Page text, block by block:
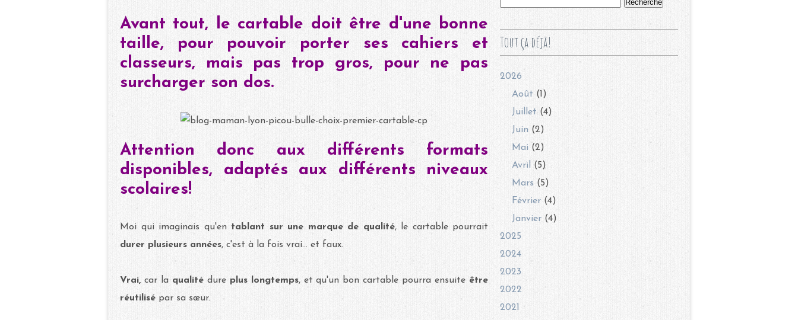
Avant tout, le cartable doit être d'une bonne
taille, pour pouvoir porter ses cahiers et
classeurs, mais pas trop gros, pour ne pas
surcharger son dos.
Attention donc aux différents formats
disponibles, adaptés aux différents niveaux
scolaires!
Moi qui imaginais qu'entablant sur une marque de qualité, le cartable pourrait
durer plusieurs années, c'est à la fois vrai... et faux.
Vrai, car la qualité dure plus longtemps, et qu'un bon cartable pourra ensuite être
réutilisé par sa sœur.
Tout ça déjà!
2026
Août (1)
Juillet (4)
Juin (2)
Mai (2)
Avril
(5)
Mars (5)
Février (4)
Janvier (4)
2025
2024
2023
2022
2021